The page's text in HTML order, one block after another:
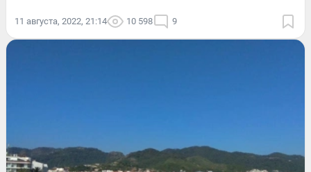
11 августа, 2022, 21:14 10 598 9